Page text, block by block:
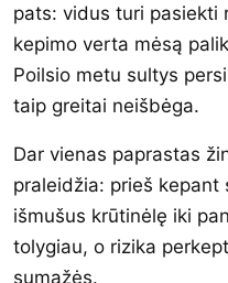
pats: vidus turi pasiekti
kepimo verta mėsą
Poilsio metu sultys
taip greitai neišbėga.
Dar vienas paprastas
praleidžia: prieš
išmušus krūtinėlę iki
tolygiau, o rizika
sumažės.